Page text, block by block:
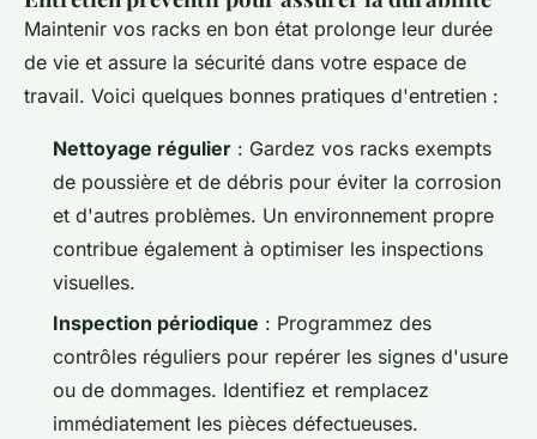
Maintenir vos racks en bon état prolonge leur durée
de vie et assure la sécurité dans votre espace de
travail. Voici quelques bonnes pratiques d'entretien :
Nettoyage régulier : Gardez vos racks exempts
de poussière et de débris pour éviter la corrosion
et d'autres problèmes. Un environnement propre
contribue également à optimiser les inspections
visuelles.
Inspection périodique : Programmez des
contrôles réguliers pour repérer les signes d'usure
ou de dommages. Identifiez et remplacez
immédiatement les pièces défectueuses.